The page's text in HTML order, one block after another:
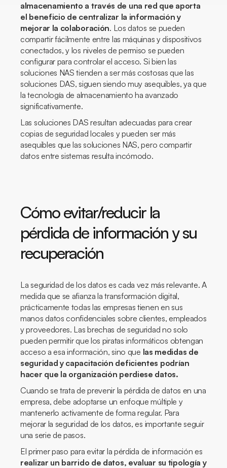
almacenamiento a través de una red que aporta
el beneficio de centralizar la información y
mejorar la colaboración. Los datos se pueden
compartir fácilmente entre las máquinas y dispositivos
conectados, y los niveles de permiso se pueden
configurar para controlar el acceso. Si bien las
soluciones NAS tienden a ser más costosas que las
soluciones DAS, siguen siendo muy asequibles, ya que
la tecnología de almacenamiento ha avanzado
significativamente.
Las soluciones DAS resultan adecuadas para crear
copias de seguridad locales y pueden ser más
asequibles que las soluciones NAS, pero compartir
datos entre sistemas resulta incómodo.
Cómo evitar/reducir la
pérdida de información y su
recuperación
La seguridad de los datos es cada vez más relevante. A
medida que se afianza la transformación digital,
prácticamente todas las empresas tienen en sus
manos datos confidenciales sobre clientes, empleados
y proveedores. Las brechas de seguridad no solo
pueden permitir que los piratas informáticos obtengan
acceso a esa información, sino que las medidas de
seguridad y capacitación deficientes podrían
hacer que la organización perdiese datos.
Cuando se trata de prevenir la pérdida de datos en una
empresa, debe adoptarse un enfoque múltiple y
mantenerlo activamente de forma regular. Para
mejorar la seguridad de los datos, es importante seguir
una serie de pasos.
El primer paso para evitar la pérdida de información es
realizar un barrido de datos, evaluar su tipología y